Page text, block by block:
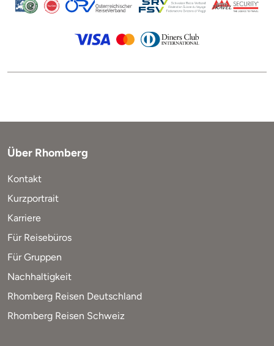
Über Rhomberg
Kontakt
Kurzportrait
Karriere
Für Reisebüros
Für Gruppen
Nachhaltigkeit
Rhomberg Reisen Deutschland
Rhomberg Reisen Schweiz